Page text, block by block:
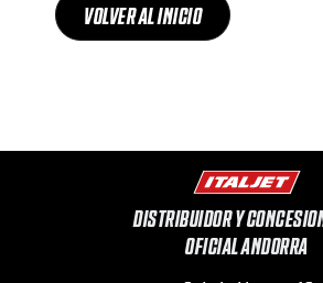
VOLVER AL INICIO
DISTRIBUIDOR Y
OFICIAL ANDORRA